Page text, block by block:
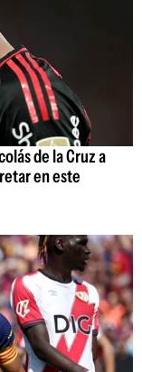
de la Cruz a
en este